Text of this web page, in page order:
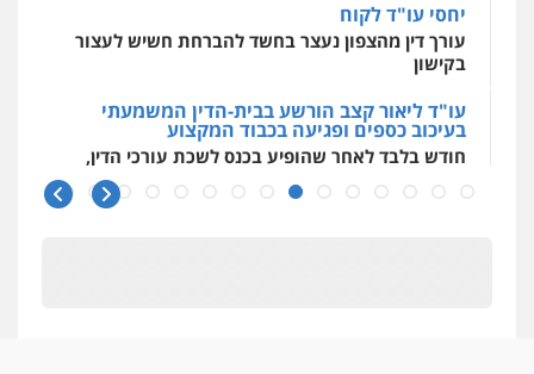
יחסי עו"ד לקוח
עורך דין מהצפון נעצר בחשד להברחת חשיש לעצור
בקישון
עו"ד ליאור קצב הורשע בבית-הדין המשמעתי
בעיכוב כספים ופגיעה בכבוד המקצוע
חודש בלבד לאחר שהופיע בכנס לשכת עורכי הדין,
קצב הורשע